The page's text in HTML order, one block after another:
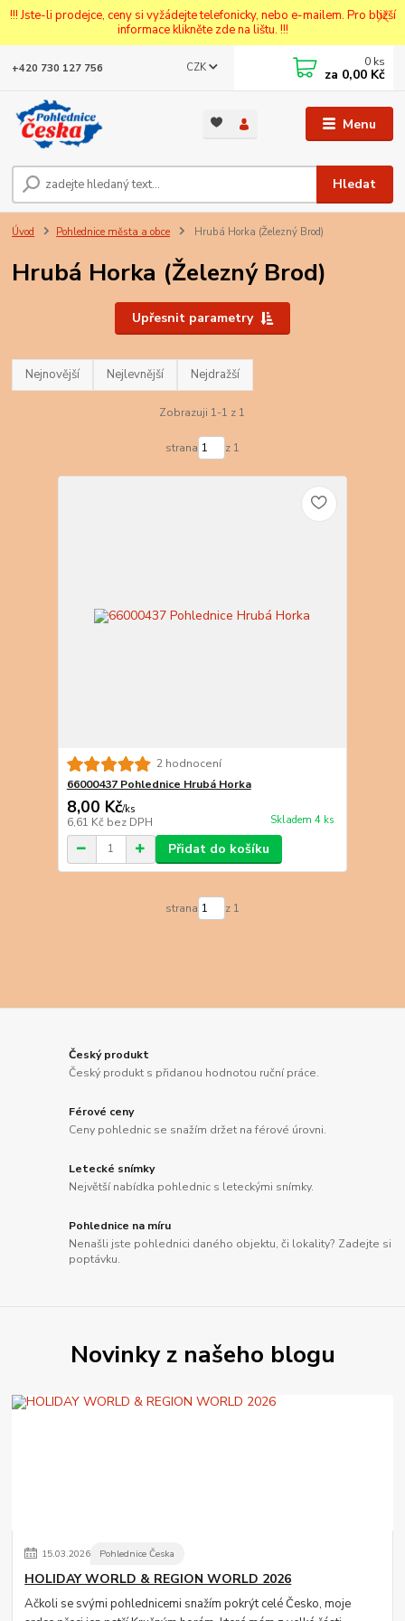
!!! Jste-li prodejce, ceny si vyžádejte telefonicky, nebo e-mailem. Pro bližší
informace klikněte zde na lištu. !!!
Menu
CZK
Hledat
+420 730 127 756 0 ks
za 0,00 Kč
Úvod Pohlednice města a obce Hrubá Horka (Železný Brod)
Hrubá Horka (Železný Brod)
Upřesnit parametry
Nejnovější Nejlevnější Nejdražší
Zobrazuji 1-1 z 1
strana z 1
2 hodnocení
66000437 Pohlednice Hrubá Horka
8,00 Kč/ks
6,61 Kč bez DPH Skladem 4 ks
Přidat do košíku
strana z 1
Český produkt
Český produkt s přidanou hodnotou ruční práce.
Férové ceny
Ceny pohlednic se snažím držet na férové úrovni.
Letecké snímky
Největší nabídka pohlednic s leteckými snímky.
Pohlednice na míru
Nenašli jste pohlednici daného objektu, či lokality? Zadejte si
poptávku.
Novinky z našeho blogu
15.03.2026 Pohlednice Česka
HOLIDAY WORLD & REGION WORLD 2026
Ačkoli se svými pohlednicemi snažím pokrýt celé Česko, moje